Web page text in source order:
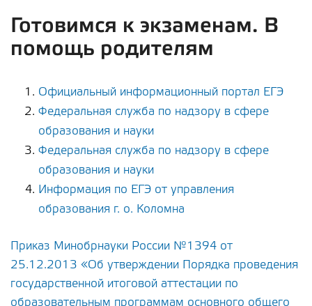
Готовимся к экзаменам. В
помощь родителям
Официальный информационный портал ЕГЭ
Федеральная служба по надзору в сфере
образования и науки
Федеральная служба по надзору в сфере
образования и науки
Информация по ЕГЭ от управления
образования г. о. Коломна
Приказ Минобрнауки России №1394 от
25.12.2013 «Об утверждении Порядка проведения
государственной итоговой аттестации по
образовательным программам основного общего